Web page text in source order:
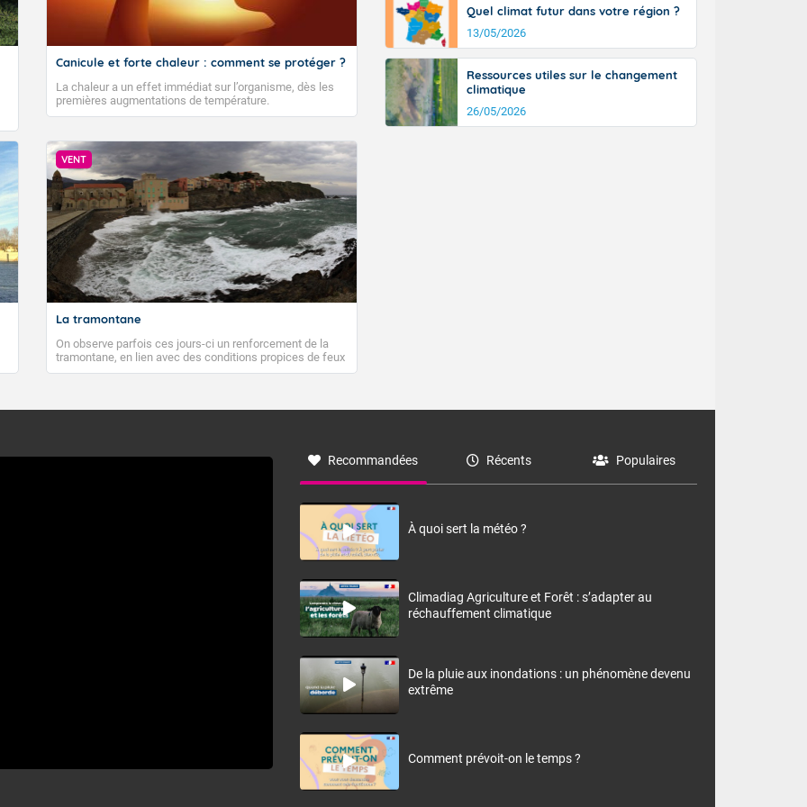
Canicule et forte chaleur : comment se protéger ?
La chaleur a un effet immédiat sur l’organisme, dès les
premières augmentations de température.
VENT
La tramontane
On observe parfois ces jours-ci un renforcement de la
tramontane, en lien avec des conditions propices de feux
de forêt. Mais qu'est-ce que la tramontane ? Quelles sont
à nord-ouest, dans un secteur qui part du Roussillon à la
monts, en allusion aux régions montagneuses d’où
Quel climat futur dans votre région ?
13/05/2026
Ressources utiles sur le changement
climatique
26/05/2026
Recommandées Récents Populaires
À quoi sert la météo ?
Climadiag Agriculture et Forêt : s’adapter au
réchauffement climatique
De la pluie aux inondations : un phénomène devenu
extrême
Comment prévoit-on le temps ?